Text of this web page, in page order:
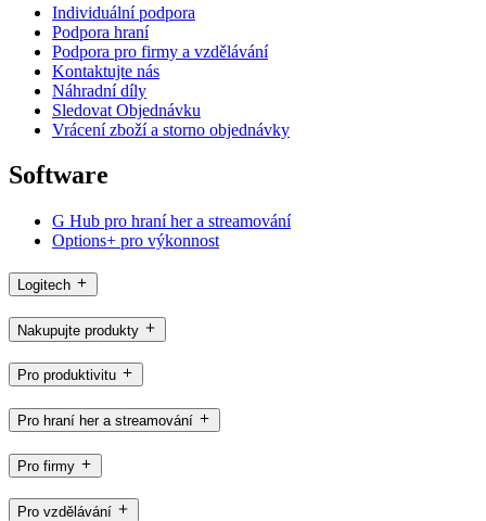
Individuální podpora
Podpora hraní
Podpora pro firmy a vzdělávání
Kontaktujte nás
Náhradní díly
Sledovat Objednávku
Vrácení zboží a storno objednávky
Software
G Hub pro hraní her a streamování
Options+ pro výkonnost
Logitech
Nakupujte produkty
Pro produktivitu
Pro hraní her a streamování
Pro firmy
Pro vzdělávání